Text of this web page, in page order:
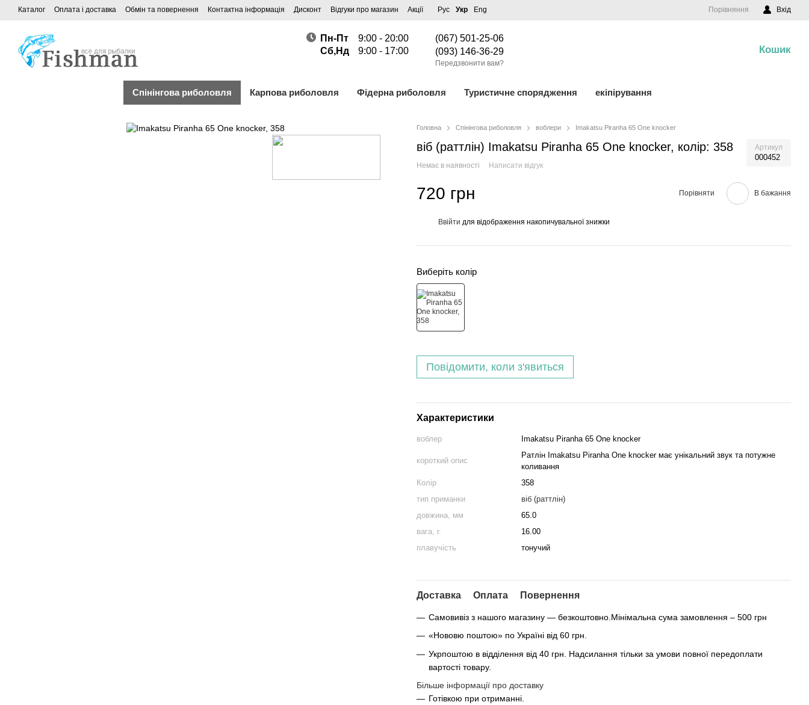
Каталог Оплата і доставка Обмін та повернення Контактна інформація Дисконт Відгуки про магазин Акції Рус Укр Eng Порівняння Вхід
Пн-Пт
9:00 - 20:00
Сб,Нд
9:00 - 17:00
(067) 501-25-06
(093) 146-36-29
Передзвонити вам?
Кошик
Спінінгова риболовля Карпова риболовля Фідерна риболовля Туристичне спорядження екіпірування
Головна Спінінгова риболовля воблери Imakatsu Piranha 65 One knocker
віб (раттлін) Imakatsu Piranha 65 One knocker, колір: 358 Артикул
000452
Немає в наявності Написати відгук
720 грн Порівняти В бажання
Ввійти для відображення накопичувальної знижки
Виберіть колір
Повідомити, коли з'явиться
Характеристики
воблер Imakatsu Piranha 65 One knocker
короткий опис
Ратлін Imakatsu Piranha One knocker має унікальний звук та потужне
коливання
Колір
358
тип приманки
віб (раттлін)
довжина, мм
65.0
вага, г.
16.00
плавучість
тонучий
Доставка Оплата Повернення
Самовивіз з нашого магазину — безкоштовно.Мінімальна сума замовлення – 500 грн
«Нововю поштою» по Україні від 60 грн.
Укрпоштою в відділення від 40 грн. Надсилання тільки за умови повної передоплати
вартості товару.
Більше інформації про доставку
Готівкою при отриманні.